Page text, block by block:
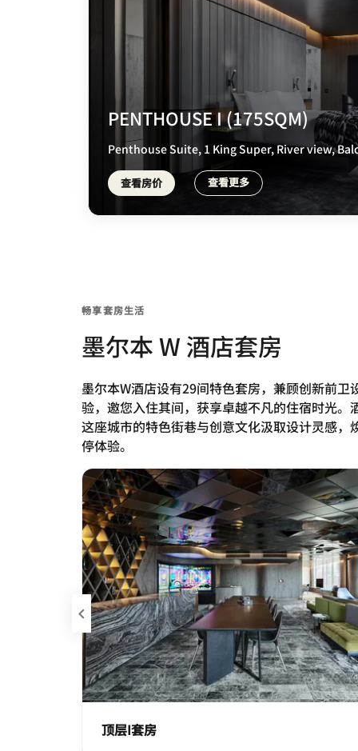
PENTHOUSE I (175SQM)
Penthouse Suite, 1 King Super, River view,
查看房价 查看更多
畅享套房生活
墨尔本 W 酒店套房
墨尔本W酒店设有29间特色套房，兼顾创新前卫
验，邀您入住其间，获享卓越不凡的住宿时光。
这座城市的特色街巷与创意文化汲取设计灵感，
停体验。
顶层I套房
上一页